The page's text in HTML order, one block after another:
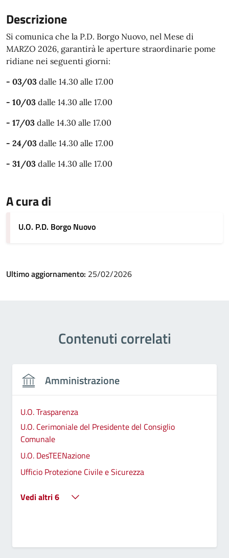
Descrizione
Si comunica che la P.D. Borgo Nuovo, nel Mese di
MARZO 2026, garantirà le aperture straordinarie pome
ridiane nei seguenti giorni:
- 03/03 dalle 14.30 alle 17.00
- 10/03 dalle 14.30 alle 17.00
- 17/03 dalle 14.30 alle 17.00
- 24/03 dalle 14.30 alle 17.00
- 31/03 dalle 14.30 alle 17.00
A cura di
U.O. P.D. Borgo Nuovo
Ultimo aggiornamento: 25/02/2026
Contenuti correlati
Amministrazione
U.O. Trasparenza
U.O. Cerimoniale del Presidente del Consiglio
Comunale
U.O. DesTEENazione
Ufficio Protezione Civile e Sicurezza
Vedi altri 6